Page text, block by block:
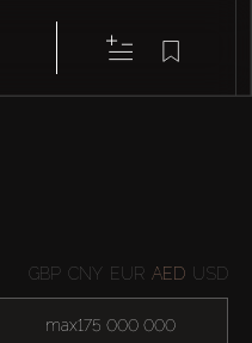
GBP CNY EUR AED USD
max